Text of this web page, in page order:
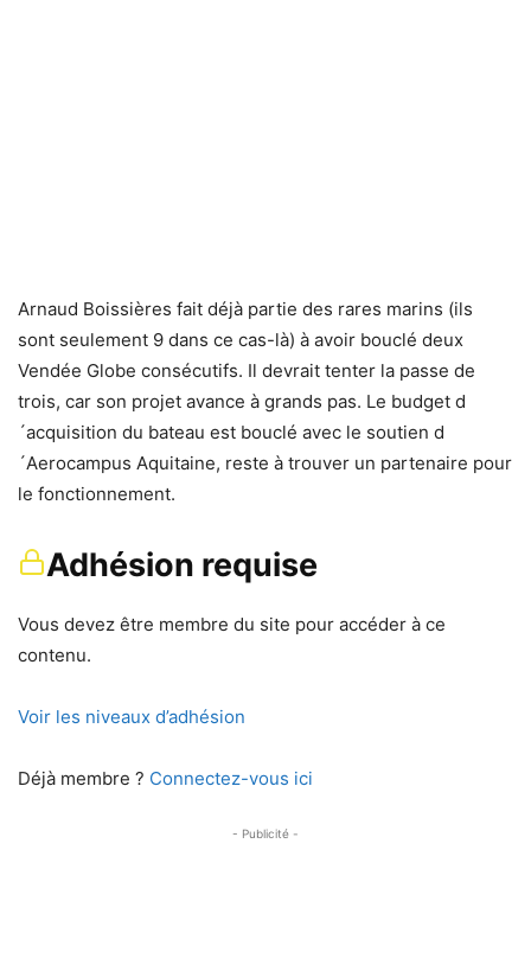
Arnaud Boissières fait déjà partie des rares marins (ils
sont seulement 9 dans ce cas-là) à avoir bouclé deux
Vendée Globe consécutifs. Il devrait tenter la passe de
trois, car son projet avance à grands pas. Le budget d
´acquisition du bateau est bouclé avec le soutien d
´Aerocampus Aquitaine, reste à trouver un partenaire pour
le fonctionnement.
Adhésion requise
Vous devez être membre du site pour accéder à ce
contenu.
Voir les niveaux d’adhésion
Déjà membre ? Connectez-vous ici
- Publicité -